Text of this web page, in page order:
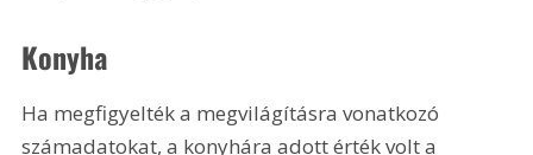
Konyha
Ha megfigyelték a megvilágításra vonatkozó
számadatokat, a konyhára adott érték volt a